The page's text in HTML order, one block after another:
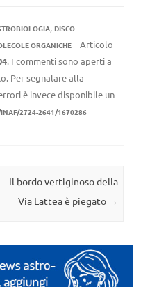
, DISCO
ORGANICHE
Articolo
. I commenti sono aperti a
Per segnalare alla
è invece disponibile un
2724-2641/1670286
Il bordo vertiginoso della
Via Lattea è piegato →